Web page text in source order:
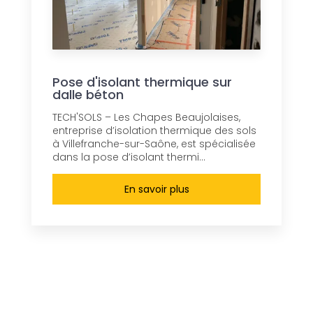
Pose d'isolant thermique sur
dalle béton
TECH'SOLS – Les Chapes Beaujolaises,
entreprise d’isolation thermique des sols
à Villefranche-sur-Saône, est spécialisée
dans la pose d’isolant thermi...
En savoir plus